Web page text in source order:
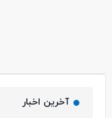
آخرین اخبار